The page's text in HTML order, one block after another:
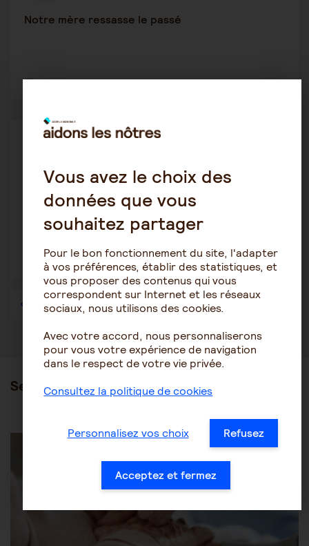
Notre mère ressasse le passé
2 1933
Alzheimer
28 février 2022 11:29
Maladie d'Alzheimer
2003
1 … 25 26 27 28 29 30 31
Ses articles
Category:
Les pathologies du vieillissement Autres pathologies
Vous avez le choix des
données que vous
souhaitez partager
Pour le bon fonctionnement du site, l'adapter
à vos préférences, établir des statistiques, et
vous proposer des contenus qui vous
correspondent sur Internet et les réseaux
sociaux, nous utilisons des cookies.
Avec votre accord, nous personnaliserons
pour vous votre expérience de navigation
dans le respect de votre vie privée.
Consultez la politique de cookies
Personnalisez vos choix Refusez
Acceptez et fermez